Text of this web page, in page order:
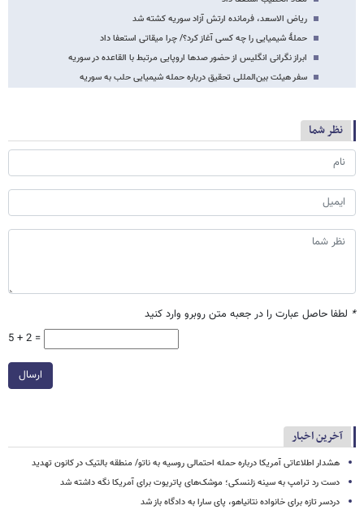
ریاض الاسعد، فرمانده ارتش آزاد سوریه کشته شد
حملۀ شیمیایی را چه کسی آغاز کرد؟/ چرا میقاتی استعفا داد
ابراز نگرانی انگلیس از حضور صدها اروپایی مرتبط با القاعده در سوریه
سفر هیئت بین‌المللی تحقیق درباره حمله شیمیایی حلب به سوریه
نظر شما
* لطفا حاصل عبارت را در جعبه متن روبرو وارد کنید
5 + 2 =
ارسال
آخرین اخبار
هشدار اطلاعاتی آمریکا درباره حمله احتمالی روسیه به ناتو/ منطقه بالتیک در کانون تهدید
دست رد ترامپ به سینه زلنسکی؛ موشک‌های پاتریوت برای آمریکا نگه داشته شد
دردسر تازه برای خانواده نتانیاهو، پای سارا به دادگاه باز شد